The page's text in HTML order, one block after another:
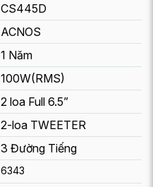
CS445D
ACNOS
1 Năm
100W(RMS)
2 loa Full 6.5”
2-loa TWEETER
3 Đường Tiếng
6343